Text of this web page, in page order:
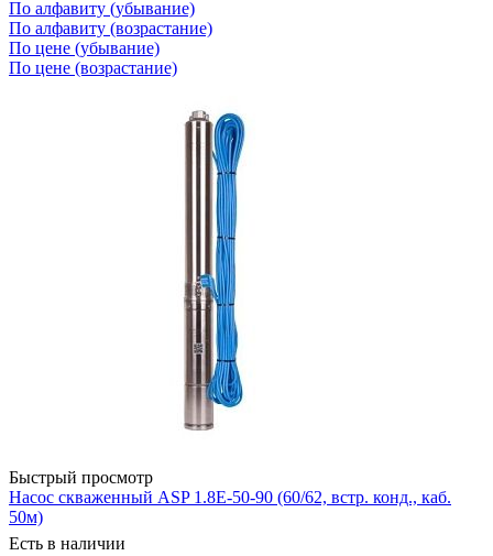
По алфавиту (убывание)
По алфавиту (возрастание)
По цене (убывание)
По цене (возрастание)
Быстрый просмотр
Насос скваженный ASP 1.8Е-50-90 (60/62, встр. конд., каб.
50м)
Есть в наличии